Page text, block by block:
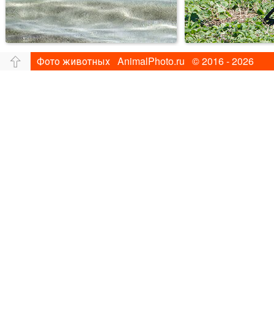
Фото животных AnimalPhoto.ru © 2016 - 2026